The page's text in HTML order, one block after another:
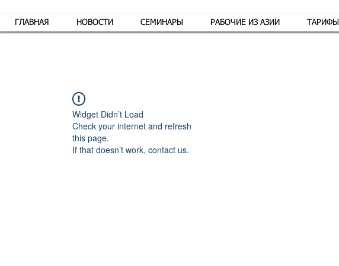
ГЛАВНАЯ НОВОСТИ СЕМИНАРЫ РАБОЧИЕ ИЗ АЗИИ ТАРИФЫ
Widget Didn’t Load
Check your internet and refresh
this page.
If that doesn’t work, contact us.